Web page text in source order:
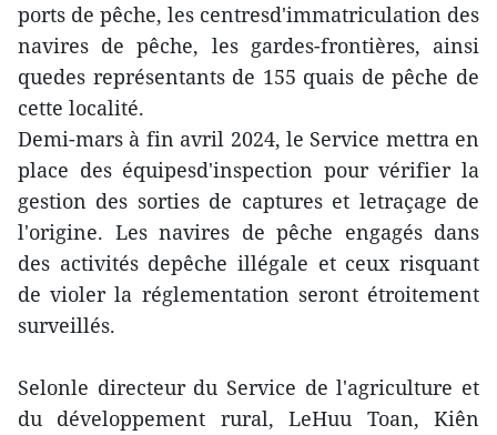
ports de pêche, les centresd'immatriculation des
navires de pêche, les gardes-frontières, ainsi
quedes représentants de 155 quais de pêche de
cette localité.
Demi-mars à fin avril 2024, le Service mettra en
place des équipesd'inspection pour vérifier la
gestion des sorties de captures et letraçage de
l'origine. Les navires de pêche engagés dans
des activités depêche illégale et ceux risquant
de violer la réglementation seront étroitement
surveillés.
Selonle directeur du Service de l'agriculture et
du développement rural, LeHuu Toan, Kiên